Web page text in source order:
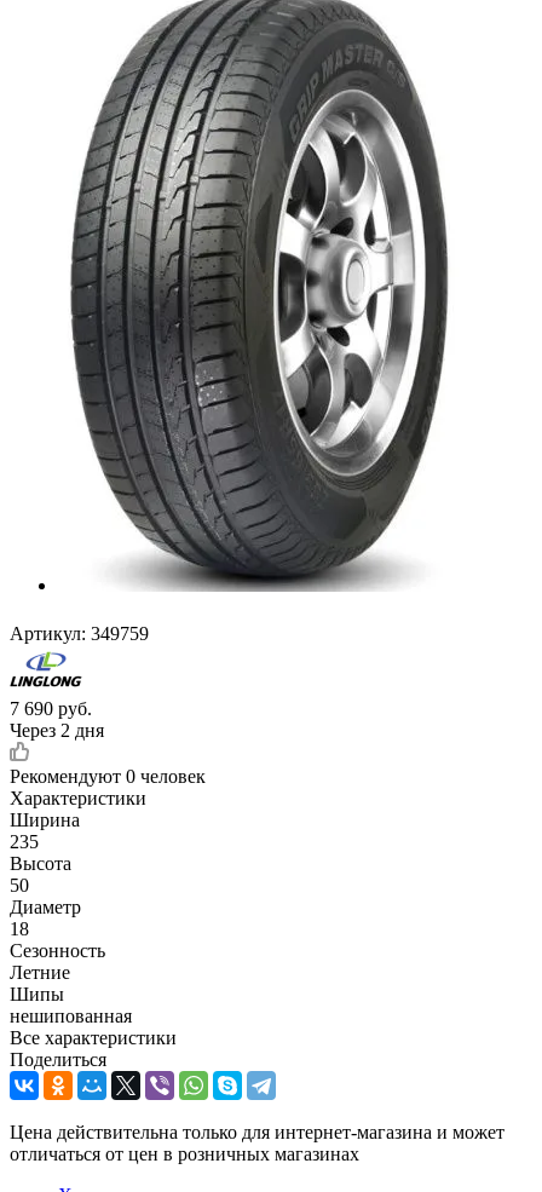
Артикул: 349759
7 690 руб.
Через 2 дня
Рекомендуют 0 человек
Характеристики
Ширина
235
Высота
50
Диаметр
18
Сезонность
Летние
Шипы
нешипованная
Все характеристики
Поделиться
Цена действительна только для интернет-магазина и может
отличаться от цен в розничных магазинах